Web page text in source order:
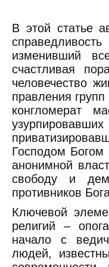
В этой статье
изменивший
счастливая
человечество
правления
конгломерат
Господом
анонимной
свободу и
противников
Ключевой
религий –
начало с
людей,